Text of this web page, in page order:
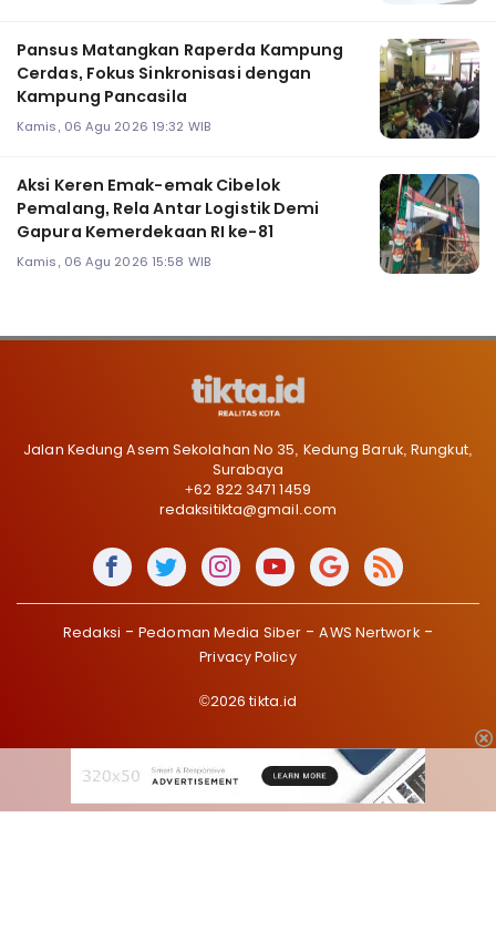
Pansus Matangkan Raperda Kampung
Cerdas, Fokus Sinkronisasi dengan
Kampung Pancasila
Kamis, 06 Agu 2026 19:32 WIB
Aksi Keren Emak-emak Cibelok
Pemalang, Rela Antar Logistik Demi
Gapura Kemerdekaan RI ke-81
Kamis, 06 Agu 2026 15:58 WIB
Jalan Kedung Asem Sekolahan No 35, Kedung Baruk, Rungkut,
Surabaya
+62 822 3471 1459
redaksitikta@gmail.com
Redaksi Pedoman Media Siber
AWS Nertwork
Privacy Policy
©2026 tikta.id